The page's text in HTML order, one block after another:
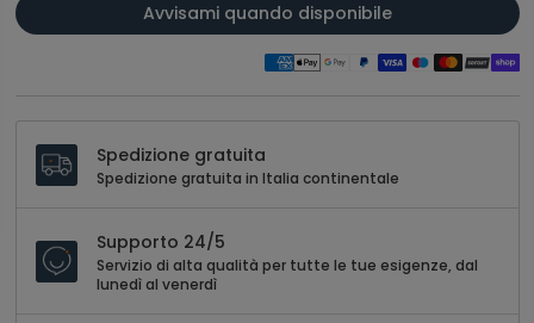
Avvisami quando disponibile
Spedizione gratuita
Spedizione gratuita in Italia continentale
Supporto 24/5
Servizio di alta qualità per tutte le tue esigenze, dal
lunedì al venerdì